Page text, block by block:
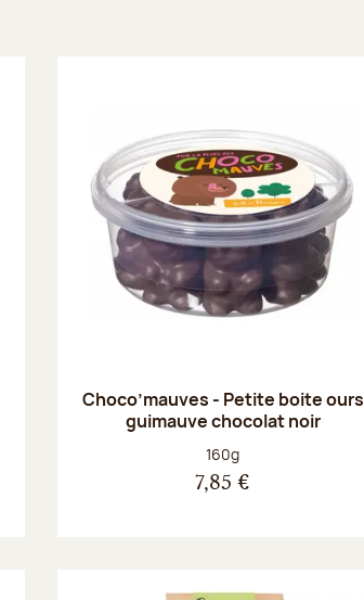
Choco’mauves - Petite boite ours
guimauve chocolat noir
Poids net :
160g
7,85 €